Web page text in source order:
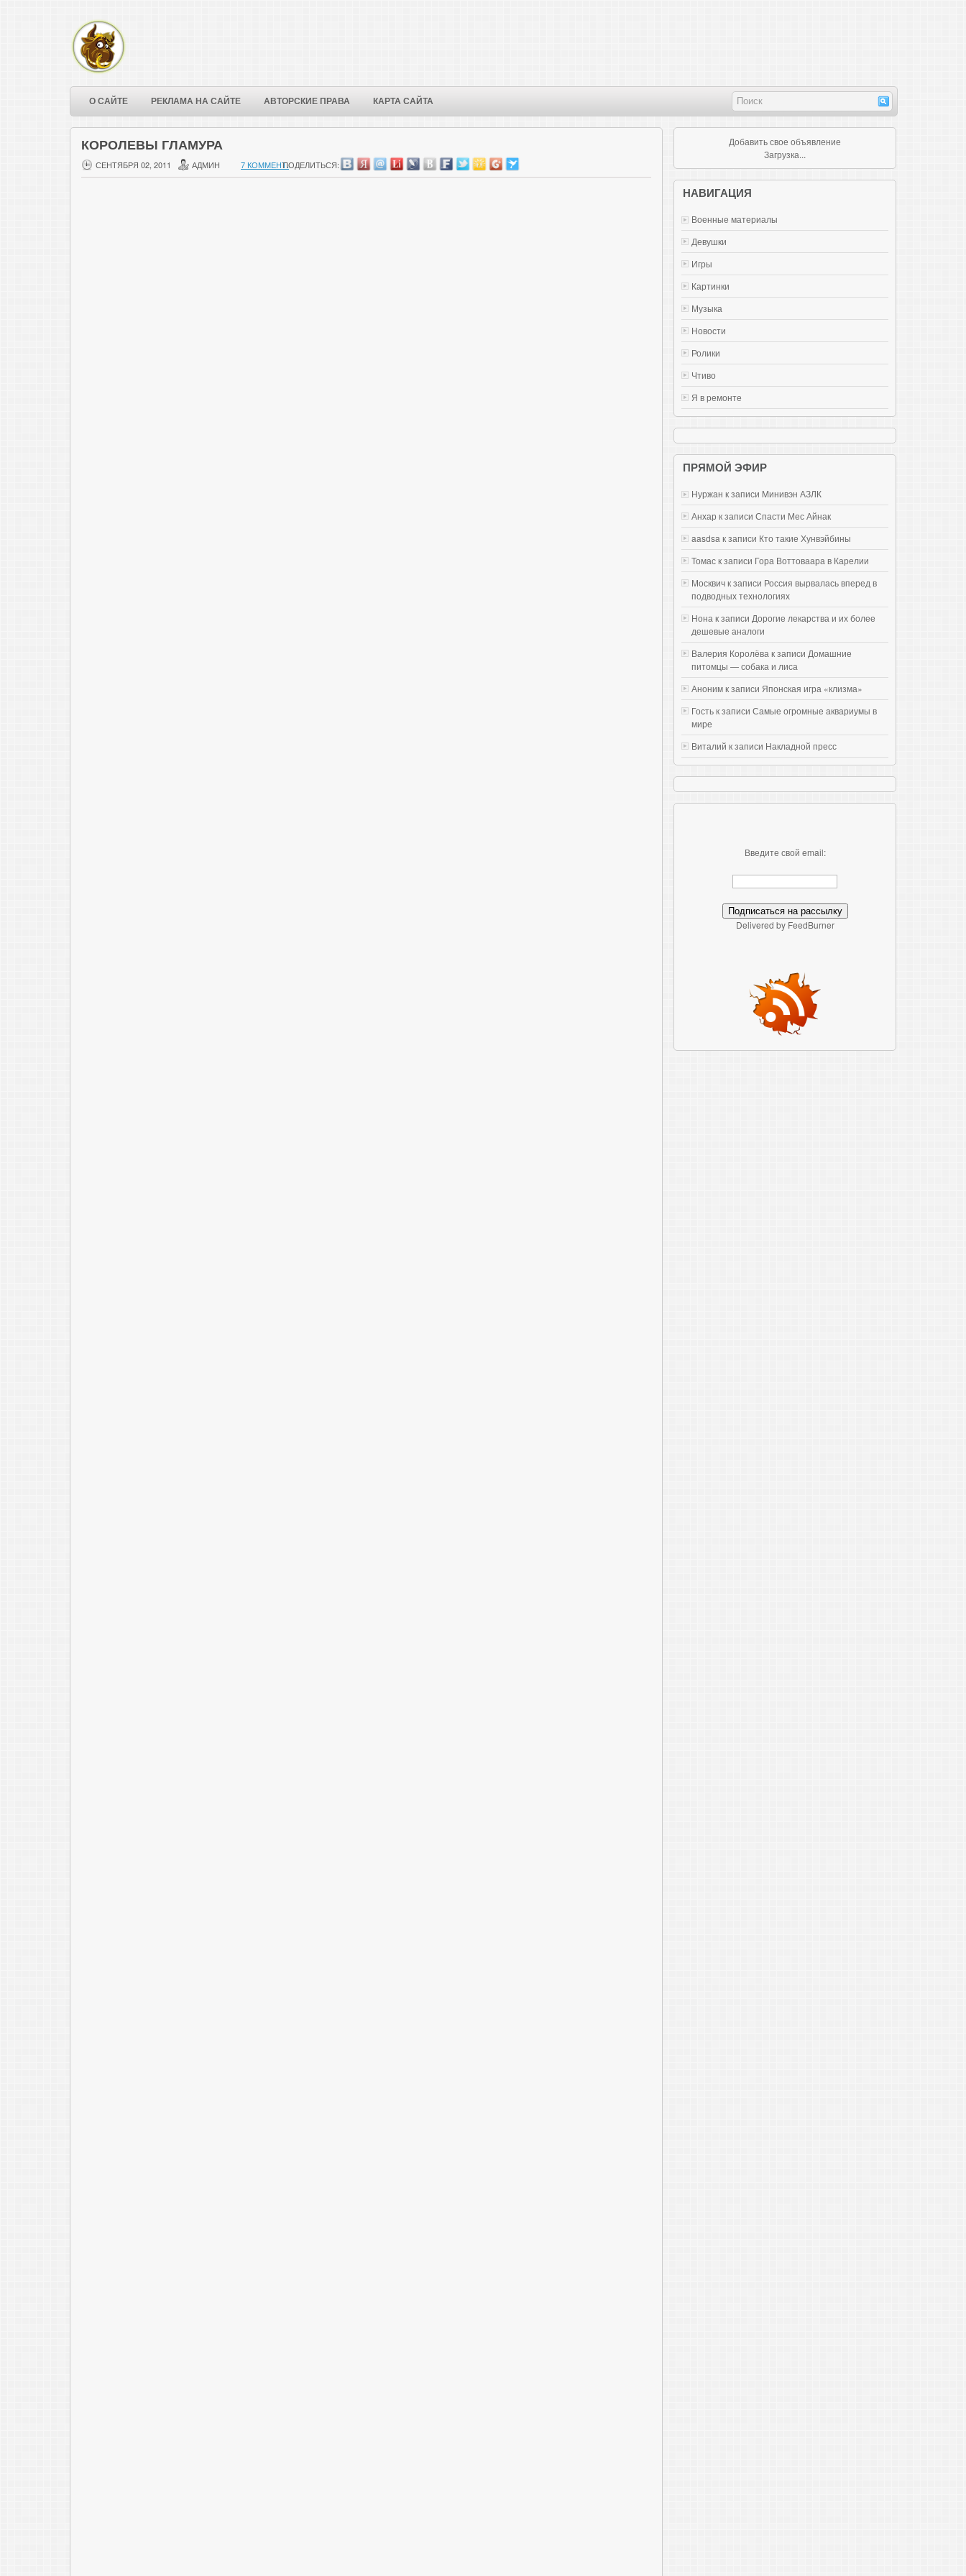
О САЙТЕ РЕКЛАМА НА САЙТЕ АВТОРСКИЕ ПРАВА КАРТА САЙТА
КОРОЛЕВЫ ГЛАМУРА
СЕНТЯБРЯ 02, 2011 АДМИН 7 КОММЕНТ.ПОДЕЛИТЬСЯ:
Добавить свое объявление
Загрузка...
НАВИГАЦИЯ
Военные материалы
Девушки
Игры
Картинки
Музыка
Новости
Ролики
Чтиво
Я в ремонте
ПРЯМОЙ ЭФИР
Нуржан к записи Mинивэн АЗЛК
Анхар к записи Спасти Мес Айнак
aasdsa к записи Кто такие Хунвэйбины
Томас к записи Гора Воттоваара в Карелии
Москвич к записи Россия вырвалась вперед в
подводных технологиях
Нона к записи Дорогие лекарства и их более
дешевые аналоги
Валерия Королёва к записи Домашние
питомцы — собака и лиса
Аноним к записи Японская игра «клизма»
Гость к записи Самые огромные аквариумы в
мире
Виталий к записи Накладной пресс
Введите свой email:
Delivered by FeedBurner